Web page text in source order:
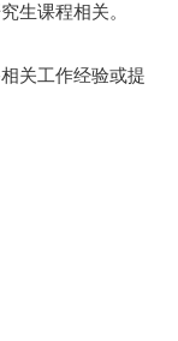
生课程相关。
关工作经验或提